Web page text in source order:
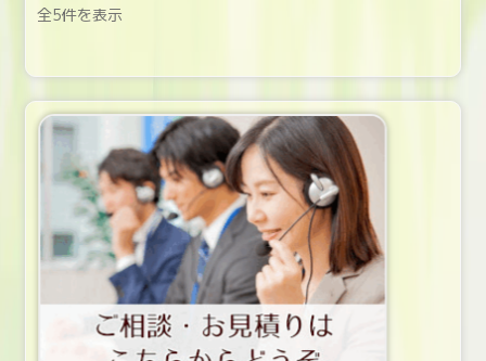
全5件を表示